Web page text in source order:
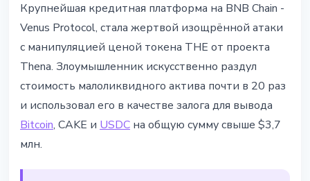
Venus Protocol взломали на $3,7
млн через манипуляцию ценой
THE
16 марта 2026 г.2 мин чтения
Наталия Дорофеева
Крупнейшая кредитная платформа на BNB Chain -
Venus Protocol, стала жертвой изощрённой атаки
с манипуляцией ценой токена THE от проекта
Thena. Злоумышленник искусственно раздул
стоимость малоликвидного актива почти в 20 раз
и использовал его в качестве залога для вывода
Bitcoin, CAKE и USDC на общую сумму свыше $3,7
млн.